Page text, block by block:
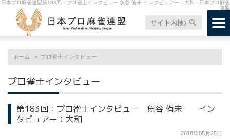
日本プロ麻雀連盟第183回：プロ雀士インタビュー 魚谷 侑未 インタビュアー：大和 - 日本プロ麻雀
連盟
ホーム プロ雀士インタビュー
プロ雀士インタビュー
第183回：プロ雀士インタビュー 魚谷 侑未 イン
タビュアー：大和
2018年05月25日